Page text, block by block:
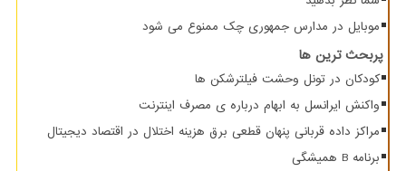
موبایل در مدارس جمهوری چک ممنوع می شود
پربحث ترین ها
کودکان در تونل وحشت فیلترشکن ها
واکنش ایرانسل به ابهام درباره ی مصرف اینترنت
مراکز داده قربانی پنهان قطعی برق هزینه اختلال در اقتصاد دیجیتال
برنامه B همیشگی